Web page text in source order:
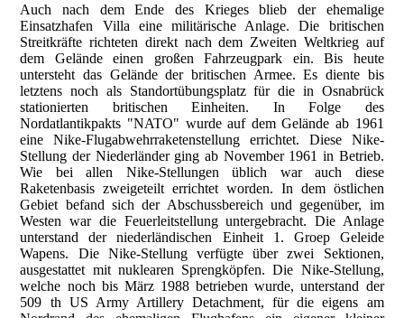
Auch nach dem Ende des Krieges blieb der ehemalige
Einsatzhafen Villa eine militärische Anlage. Die britischen
Streitkräfte richteten direkt nach dem Zweiten Weltkrieg auf
dem Gelände einen großen Fahrzeugpark ein. Bis heute
untersteht das Gelände der britischen Armee. Es diente bis
letztens noch als Standortübungsplatz für die in Osnabrück
stationierten britischen Einheiten. In Folge des
Nordatlantikpakts "NATO" wurde auf dem Gelände ab 1961
eine Nike-Flugabwehrraketenstellung errichtet. Diese Nike-
Stellung der Niederländer ging ab November 1961 in Betrieb.
Wie bei allen Nike-Stellungen üblich war auch diese
Raketenbasis zweigeteilt errichtet worden. In dem östlichen
Gebiet befand sich der Abschussbereich und gegenüber, im
Westen war die Feuerleitstellung untergebracht. Die Anlage
unterstand der niederländischen Einheit 1. Groep Geleide
Wapens. Die Nike-Stellung verfügte über zwei Sektionen,
ausgestattet mit nuklearen Sprengköpfen. Die Nike-Stellung,
welche noch bis März 1988 betrieben wurde, unterstand der
509 th US Army Artillery Detachment, für die eigens am